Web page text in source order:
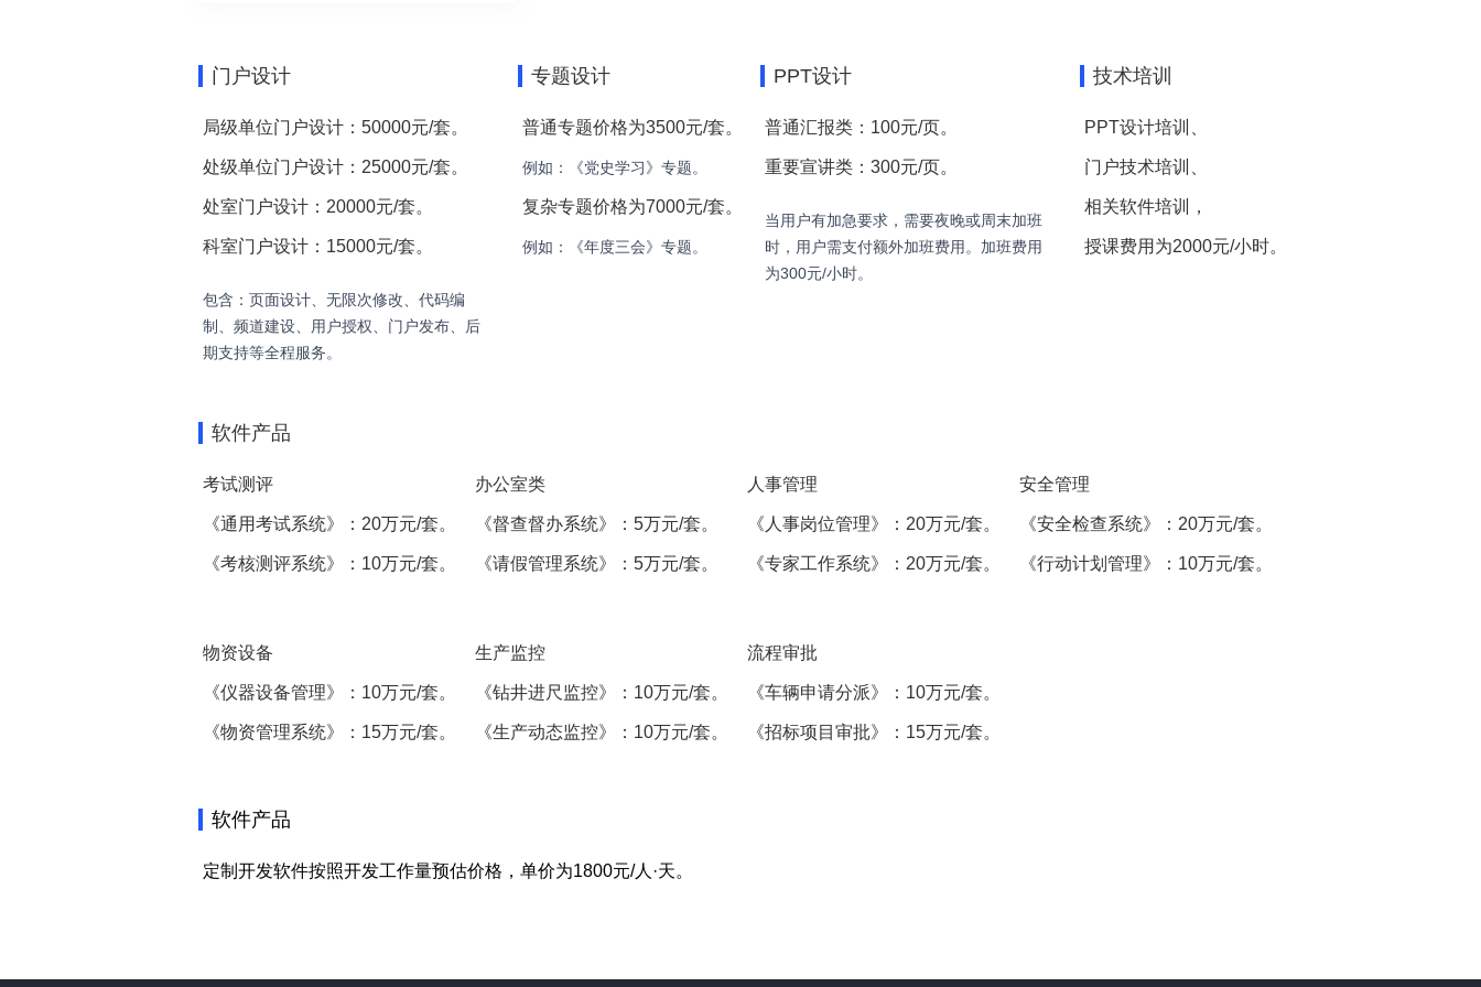
门户设计
局级单位门户设计：50000元/套。
处级单位门户设计：25000元/套。
处室门户设计：20000元/套。
科室门户设计：15000元/套。
包含：页面设计、无限次修改、代码编
制、频道建设、用户授权、门户发布、后
期支持等全程服务。
专题设计
普通专题价格为3500元/套。
例如：《党史学习》专题。
复杂专题价格为7000元/套。
例如：《年度三会》专题。
PPT设计
普通汇报类：100元/页。
重要宣讲类：300元/页。
当用户有加急要求，需要夜晚或周末加班
时，用户需支付额外加班费用。加班费用
为300元/小时。
技术培训
PPT设计培训、
门户技术培训、
相关软件培训，
授课费用为2000元/小时。
软件产品
考试测评
《通用考试系统》：20万元/套。
《考核测评系统》：10万元/套。
办公室类
《督查督办系统》：5万元/套。
《请假管理系统》：5万元/套。
人事管理
《人事岗位管理》：20万元/套。
《专家工作系统》：20万元/套。
安全管理
《安全检查系统》：20万元/套。
《行动计划管理》：10万元/套。
物资设备
《仪器设备管理》：10万元/套。
《物资管理系统》：15万元/套。
生产监控
《钻井进尺监控》：10万元/套。
《生产动态监控》：10万元/套。
流程审批
《车辆申请分派》：10万元/套。
《招标项目审批》：15万元/套。
软件产品
定制开发软件按照开发工作量预估价格，单价为1800元/人·天。